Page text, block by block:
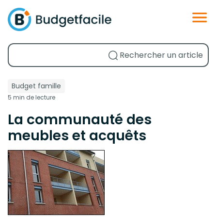
Budget famille
5 min de lecture
La communauté des
meubles et acquêts